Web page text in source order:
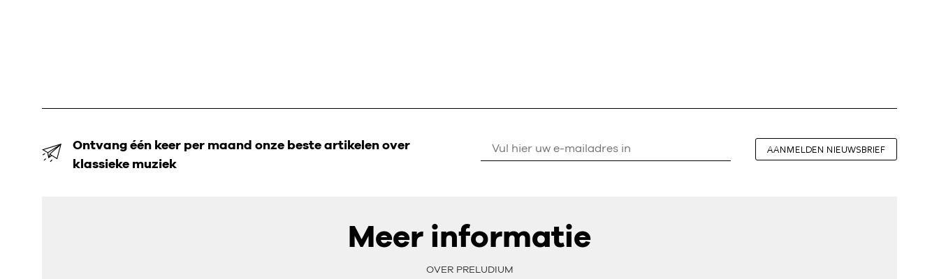
Ontvang één keer per maand onze beste artikelen over
klassieke muziek
AANMELDEN NIEUWSBRIEF
Meer informatie
OVER PRELUDIUM